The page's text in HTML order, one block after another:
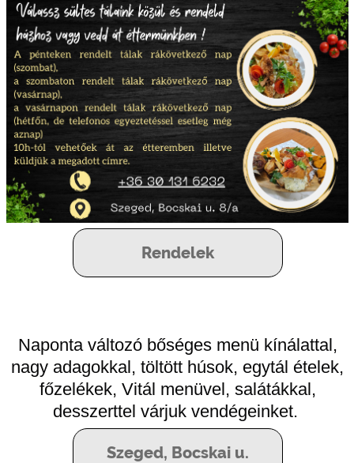
Rendelek
Naponta változó bőséges menü kínálattal,
nagy adagokkal, töltött húsok, egytál ételek,
főzelékek, Vitál menüvel, salátákkal,
desszerttel várjuk vendégeinket.
Szeged, Bocskai u.